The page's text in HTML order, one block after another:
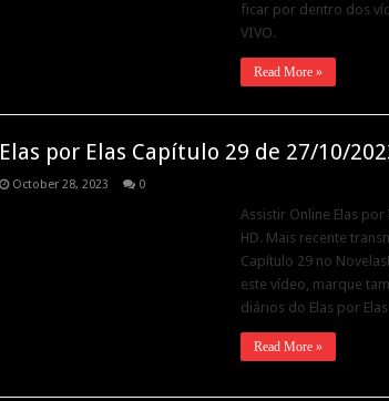
ficar por dentro dos
VIVO.
Read More »
Elas por Elas Capítulo 29 de 27/10/
October 28, 2023 0
Assistir Online Elas
HD. Mais recente
Capítulo 29 no
este vídeo, marque
diários do Elas por Elas
Read More »